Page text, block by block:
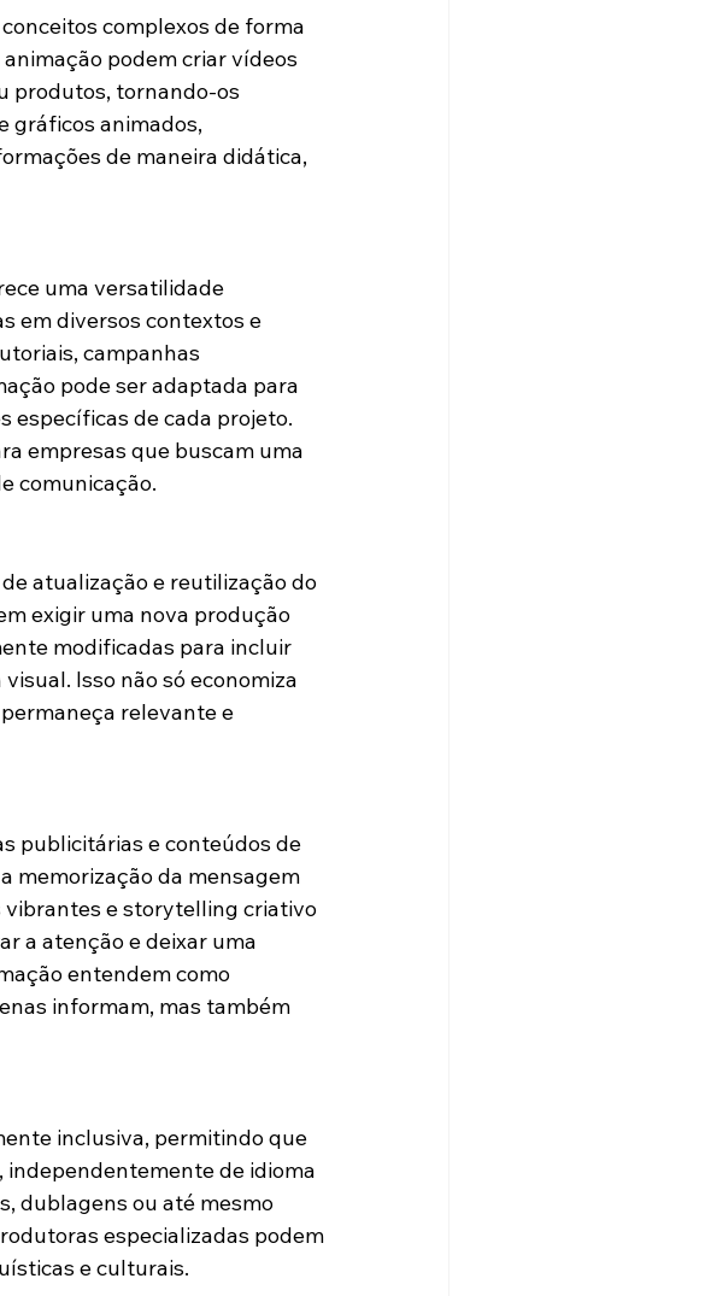
complexos de forma
podem criar vídeos
produtos, tornando-os
gráficos animados,
de maneira didática,
uma versatilidade
em diversos contextos e
campanhas
pode ser adaptada para
específicas de cada projeto.
empresas que buscam uma
comunicação.
atualização e reutilização do
exigir uma nova produção
modificadas para incluir
Isso não só economiza
relevante e
publicitárias e conteúdos de
memorização da mensagem
vibrantes e storytelling criativo
a atenção e deixar uma
entendem como
informam, mas também
inclusiva, permitindo que
de idioma
dublagens ou até mesmo
especializadas podem
e culturais.